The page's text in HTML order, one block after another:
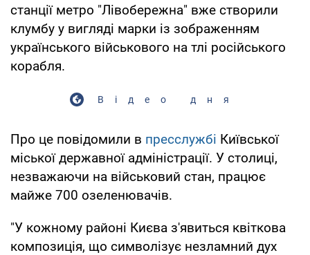
станції метро "Лівобережна" вже створили
клумбу у вигляді марки із зображенням
українського військового на тлі російського
корабля.
Відео дня
Про це повідомили в пресслужбі Київської
міської державної адміністрації. У столиці,
незважаючи на військовий стан, працює
майже 700 озеленювачів.
"У кожному районі Києва з'явиться квіткова
композиція, що символізує незламний дух